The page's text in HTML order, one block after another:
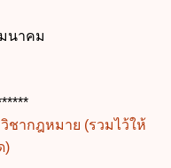
นาคม
ชากฎหมาย (รวมไว้ให้
)